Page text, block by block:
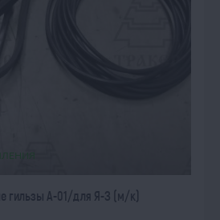
гильзы А-01/для Я-З (м/к)